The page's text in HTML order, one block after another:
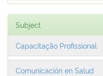
Subject
Capacitação Profissional
Comunicación en Salud